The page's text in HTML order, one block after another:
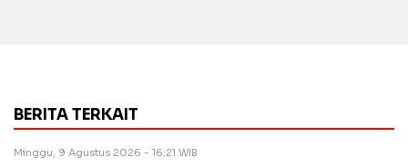
BERITA TERKAIT
Minggu, 9 Agustus 2026 - 16:21 WIB